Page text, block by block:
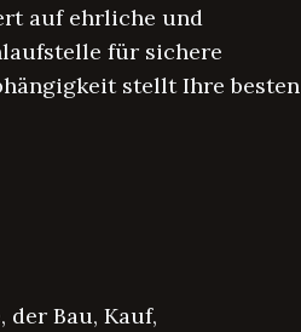
auf ehrliche und
für sichere
stellt Ihre besten
Bau, Kauf,